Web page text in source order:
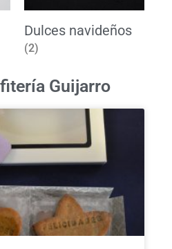
Dulces navideños
(2)
Guijarro